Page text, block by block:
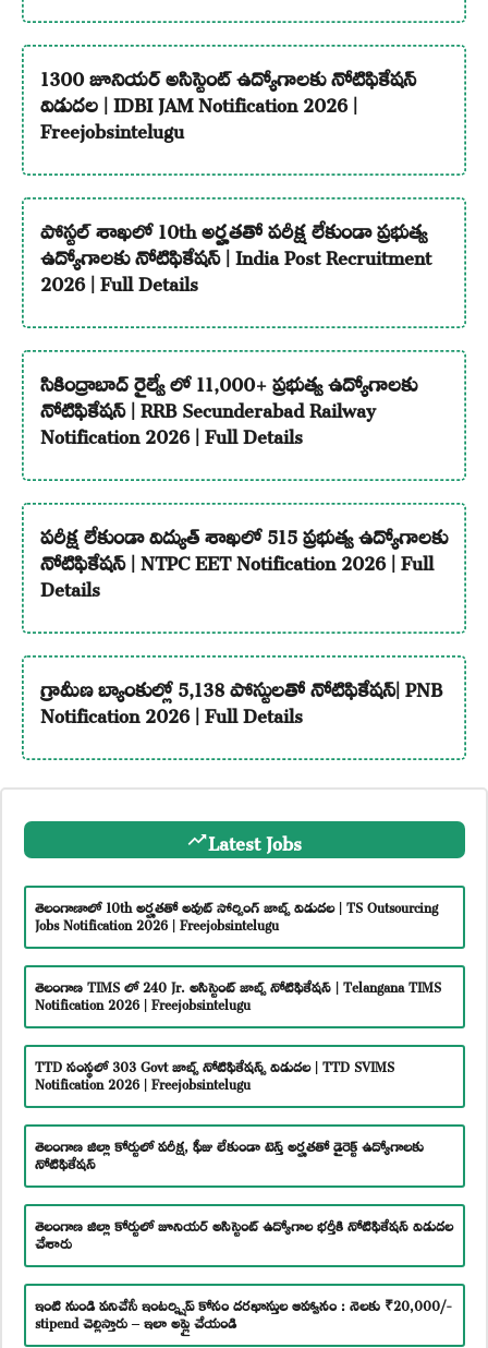
1300 జూనియర్ అసిస్టెంట్ ఉద్యోగాలకు నోటిఫికేషన్
విడుదల | IDBI JAM Notification 2026 |
Freejobsintelugu
పోస్టల్ శాఖలో 10th అర్హతతో పరీక్ష లేకుండా ప్రభుత్వ
ఉద్యోగాలకు నోటిఫికేషన్ | India Post Recruitment
2026 | Full Details
సికింద్రాబాద్ రైల్వే లో 11,000+ ప్రభుత్వ ఉద్యోగాలకు
నోటిఫికేషన్ | RRB Secunderabad Railway
Notification 2026 | Full Details
పరీక్ష లేకుండా విద్యుత్ శాఖలో 515 ప్రభుత్వ ఉద్యోగాలకు
నోటిఫికేషన్ | NTPC EET Notification 2026 | Full
Details
గ్రామీణ బ్యాంకుల్లో 5,138 పోస్టులతో నోటిఫికేషన్| PNB
Notification 2026 | Full Details
Latest Jobs
తెలంగాణాలో 10th అర్హతతో అవుట్ సోర్సింగ్ జాబ్స్ విడుదల | TS Outsourcing
Jobs Notification 2026 | Freejobsintelugu
తెలంగాణ TIMS లో 240 Jr. అసిస్టెంట్ జాబ్స్ నోటిఫికేషన్ | Telangana TIMS
Notification 2026 | Freejobsintelugu
TTD సంస్థలో 303 Govt జాబ్స్ నోటిఫికేషన్స్ విడుదల | TTD SVIMS
Notification 2026 | Freejobsintelugu
తెలంగాణ జిల్లా కోర్టులో పరీక్ష, ఫీజు లేకుండా టెన్త్ అర్హతతో డైరెక్ట్ ఉద్యోగాలకు
నోటిఫికేషన్
తెలంగాణ జిల్లా కోర్టులో జూనియర్ అసిస్టెంట్ ఉద్యోగాల భర్తీకి నోటిఫికేషన్ విడుదల
చేశారు
ఇంటి నుండి పనిచేసే ఇంటర్న్షిప్ కోసం దరఖాస్తుల ఆహ్వానం : నెలకు ₹20,000/-
stipend చెల్లిస్తారు – ఇలా అప్లై చేయండి